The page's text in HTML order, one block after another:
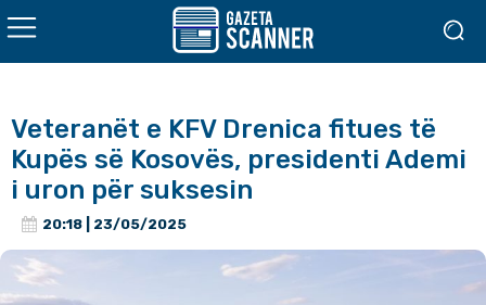
Veteranët e KFV Drenica fitues të
Kupës së Kosovës, presidenti Ademi
i uron për suksesin
20:18 | 23/05/2025